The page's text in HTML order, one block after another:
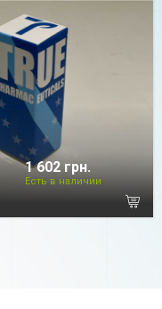
1 602 грн.
Есть в наличии